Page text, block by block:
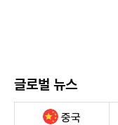
글로벌 뉴스
중국